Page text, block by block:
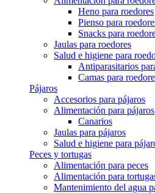
Heno para roedores
Pienso para
Snacks para
Jaulas para roedores
Salud e higiene para
Antiparasitarios
Camas para
Pájaros
Accesorios para pájaros
Alimentación para pájaros
Canarios
Jaulas para pájaros
Salud e higiene para
Peces y tortugas
Alimentación para peces
Alimentación para
Mantenimiento del agua